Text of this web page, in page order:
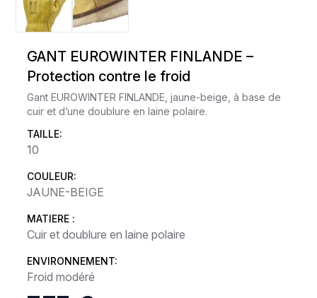
GANT EUROWINTER FINLANDE –
Protection contre le froid
Gant EUROWINTER FINLANDE, jaune-beige, à base de
cuir et d’une doublure en laine polaire.
TAILLE:
10
COULEUR:
JAUNE-BEIGE
MATIERE :
Cuir et doublure en laine polaire
ENVIRONNEMENT:
Froid modéré